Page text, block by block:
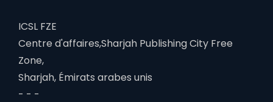
ICSL FZE
Centre d'affaires,Sharjah Publishing City Free
Zone,
Sharjah, Émirats arabes unis
- - -